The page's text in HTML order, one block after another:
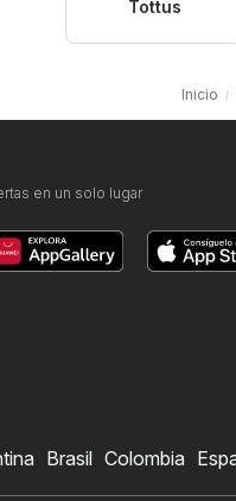
Tottus
Inicio
en un solo lugar
Brasil Colombia